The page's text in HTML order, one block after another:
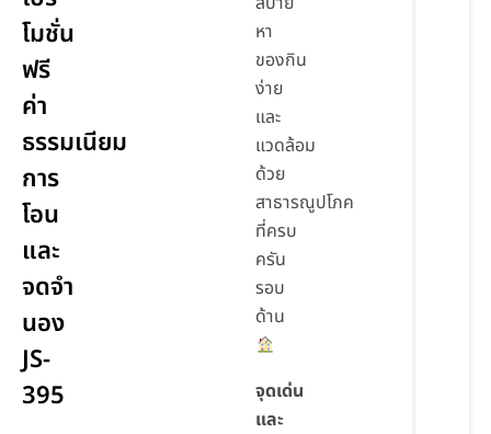
โมชั่น
ฟรี
ค่า
ธรรมเนียม
การ
โอน
และ
จดจำ
นอง
JS-
395
หา
ของกิน
ง่าย
และ
แวดล้อม
ด้วย
สาธารณูปโภค
ที่ครบ
ครัน
รอบ
ด้าน
จุดเด่น
และ